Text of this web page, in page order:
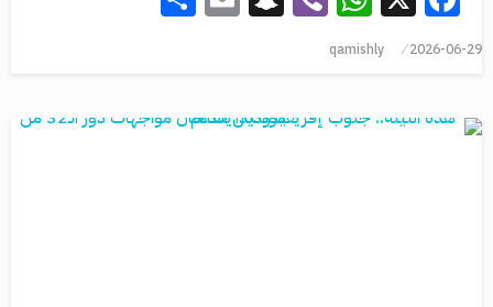
2026-06-29
qamishly